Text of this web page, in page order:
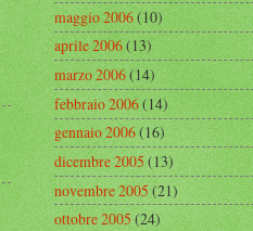
maggio 2006(10)
aprile 2006(13)
marzo 2006(14)
febbraio 2006(14)
gennaio 2006(16)
dicembre 2005(13)
novembre 2005(21)
ottobre 2005(24)